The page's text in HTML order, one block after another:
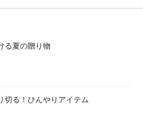
る夏の贈り物
切る！ひんやりアイテム